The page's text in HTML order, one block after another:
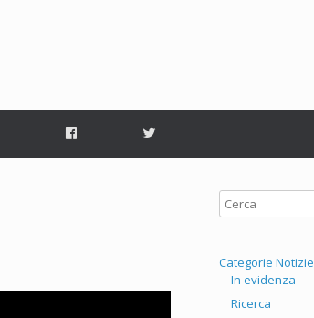
Categorie Notizie
In evidenza
Ricerca